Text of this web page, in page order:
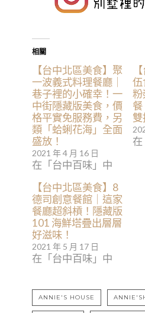
相關
【台中北區美食】聚
一波義式料理餐廳｜
巷子裡的小確幸！一
中街隱藏版美食，價
格平實免服務費，另
類「蛤蜊花海」全面
盛放！
2021 年 4 月 16 日
在「台中百味」中
伍
粉
雙
【台中北區美食】8
德司創意餐館｜這家
餐廳超斜槓！隱藏版
101 海鮮塔疊出層層
好滋味！
2021 年 5 月 17 日
在「台中百味」中
ANNIE'S HOUSE